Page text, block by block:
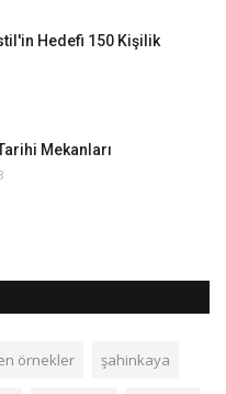
Hedefi 150 Kişilik
Mekanları
örnekler şahinkaya